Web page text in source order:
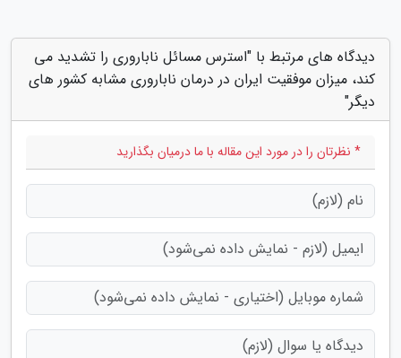
دیدگاه های مرتبط با "استرس مسائل ناباروری را تشدید می
کند، میزان موفقیت ایران در درمان ناباروری مشابه کشور های
دیگر"
* نظرتان را در مورد این مقاله با ما درمیان بگذارید